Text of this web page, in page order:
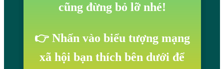
cũng đừng bỏ lỡ nhé!
👉 Nhấn vào biểu tượng mạng
xã hội bạn thích bên dưới để